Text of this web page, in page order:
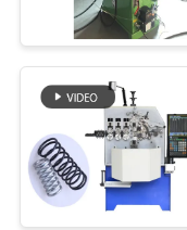
CONTRÔLE
DE
QUALITÉ
CONTACTEZ-
NOUS
de